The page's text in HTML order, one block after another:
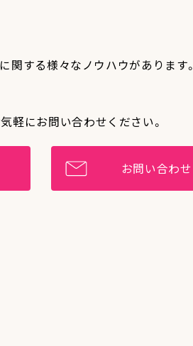
関する様々なノウハウがあります。
軽にお問い合わせください。
お問い合わせ